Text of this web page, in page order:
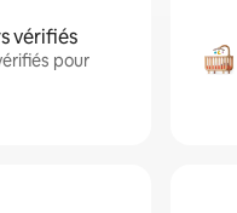
vérifiés
pour